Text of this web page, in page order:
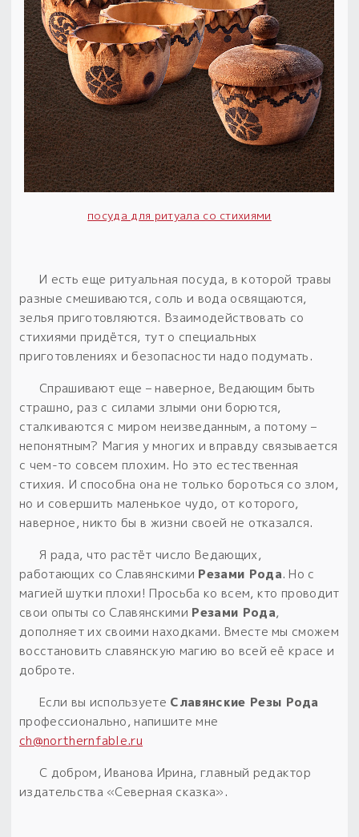
посуда для ритуала со стихиями
И есть еще ритуальная посуда, в которой травы
разные смешиваются, соль и вода освящаются,
зелья приготовляются. Взаимодействовать со
стихиями придётся, тут о специальных
приготовлениях и безопасности надо подумать.
Спрашивают еще – наверное, Ведающим быть
страшно, раз с силами злыми они борются,
сталкиваются с миром неизведанным, а потому –
непонятным? Магия у многих и вправду связывается
с чем-то совсем плохим. Но это естественная
стихия. И способна она не только бороться со злом,
но и совершить маленькое чудо, от которого,
наверное, никто бы в жизни своей не отказался.
Я рада, что растёт число Ведающих,
работающих со Славянскими Резами Рода. Но с
магией шутки плохи! Просьба ко всем, кто проводит
свои опыты со Славянскими Резами Рода,
дополняет их своими находками. Вместе мы сможем
восстановить славянскую магию во всей её красе и
доброте.
Если вы используете Славянские Резы Рода
профессионально, напишите мне
ch@northernfable.ru
С добром, Иванова Ирина, главный редактор
издательства «Северная сказка».